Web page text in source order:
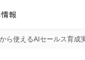
報
ら使えるAIセールス育成